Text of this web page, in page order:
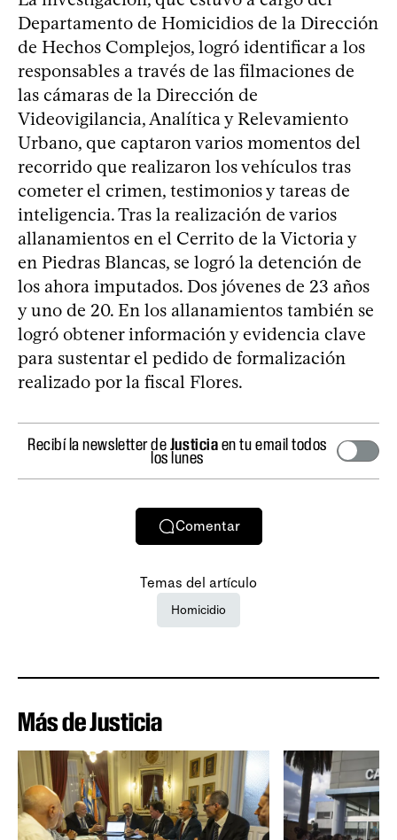
Departamento de Homicidios de la Dirección
de Hechos Complejos, logró identificar a los
responsables a través de las filmaciones de
las cámaras de la Dirección de
Videovigilancia, Analítica y Relevamiento
Urbano, que captaron varios momentos del
recorrido que realizaron los vehículos tras
cometer el crimen, testimonios y tareas de
inteligencia. Tras la realización de varios
allanamientos en el Cerrito de la Victoria y
en Piedras Blancas, se logró la detención de
los ahora imputados. Dos jóvenes de 23 años
y uno de 20. En los allanamientos también se
logró obtener información y evidencia clave
para sustentar el pedido de formalización
realizado por la fiscal Flores.
Recibí la newsletter deJusticiaen tu email todos
los lunes
Comentar
Temas del artículo
Homicidio
Más de Justicia